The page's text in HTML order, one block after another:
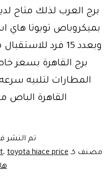
برج العرب لذلك متاح
وبعدد 15 فرد
برج القاهرة بسعر
المطارات لتلبيه
القاهرة الباص
تم النشر
مصنف كـ
، toyota hiace price